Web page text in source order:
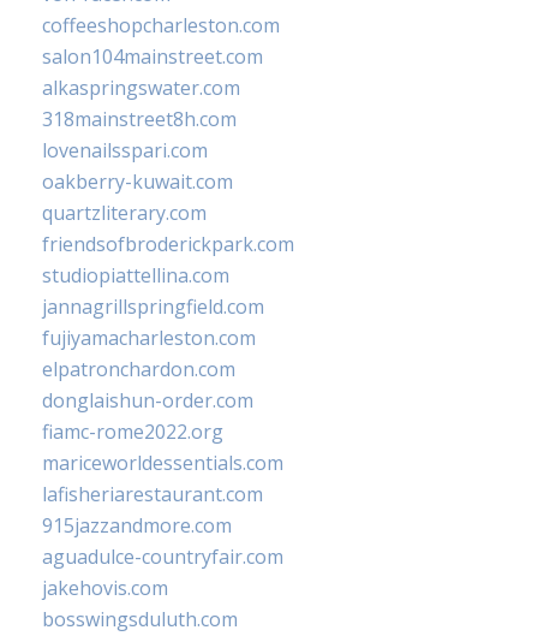
coffeeshopcharleston.com
salon104mainstreet.com
alkaspringswater.com
318mainstreet8h.com
lovenailsspari.com
oakberry-kuwait.com
quartzliterary.com
friendsofbroderickpark.com
studiopiattellina.com
jannagrillspringfield.com
fujiyamacharleston.com
elpatronchardon.com
donglaishun-order.com
fiamc-rome2022.org
mariceworldessentials.com
lafisheriarestaurant.com
915jazzandmore.com
aguadulce-countryfair.com
jakehovis.com
bosswingsduluth.com